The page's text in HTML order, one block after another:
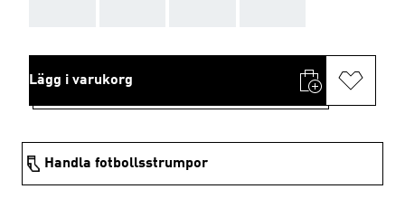
Lägg i varukorg
Handla fotbollsstrumpor